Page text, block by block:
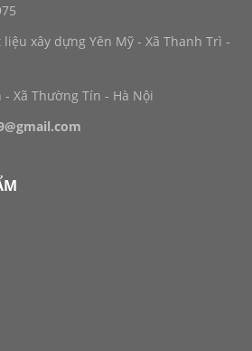
xây dựng Yên Mỹ - Xã Thanh Trì -
Xã Thường Tín - Hà Nội